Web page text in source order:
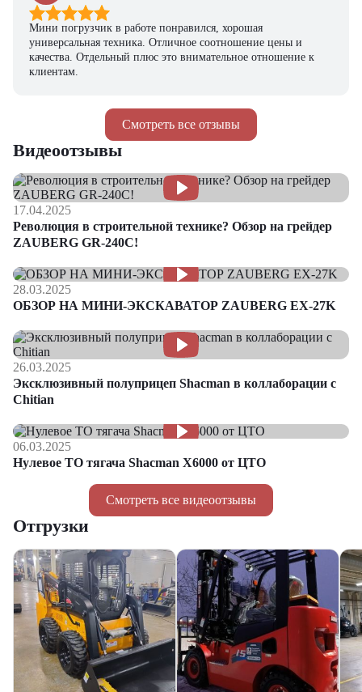
Смотреть все отзывы
Мини погрузчик в работе понравился, хорошая
универсальная техника. Отличное соотношение цены и
качества. Отдельный плюс это внимательное отношение к
клиентам.
Смотреть все видеоотзывы
Видеоотзывы
17.04.2025
Революция в строительной технике? Обзор на грейдер
ZAUBERG GR-240C!
28.03.2025
ОБЗОР НА МИНИ-ЭКСКАВАТОР ZAUBERG EX-27K
26.03.2025
Эксклюзивный полуприцеп Shacman в коллаборации с
Chitian
06.03.2025
Нулевое ТО тягача Shacman Х6000 от ЦТО
Отгрузки